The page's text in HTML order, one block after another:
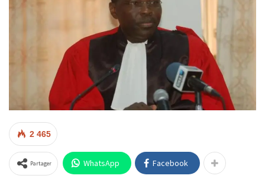
2 465
Partager WhatsApp Facebook